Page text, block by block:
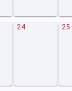
24 25